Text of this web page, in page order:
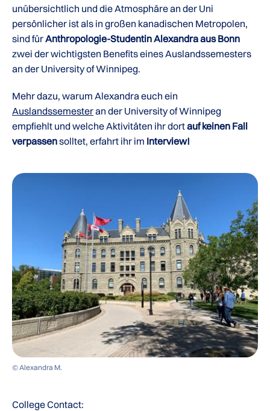
unübersichtlich und die Atmosphäre an der Uni
persönlicher ist als in großen kanadischen Metropolen,
sind fürAnthropologie-Studentin Alexandra aus Bonn
zwei der wichtigsten Benefits eines Auslandssemesters
an der University of Winnipeg.
Mehr dazu, warum Alexandra euch ein
Auslandssemesteran der University of Winnipeg
empfiehlt und welche Aktivitäten ihr dortauf keinen Fall
verpassensolltet, erfahrt ihr im Interview!
© Alexandra M.
College Contact: